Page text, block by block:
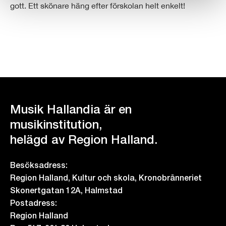
gott. Ett skönare häng efter förskolan helt enkelt!
Musik Hallandia är en
musikinstitution,
helägd av Region Halland.
Besöksadress:
Region Halland, Kultur och skola, Kronobränneriet
Skonertgatan 12A, Halmstad
Postadress:
Region Halland